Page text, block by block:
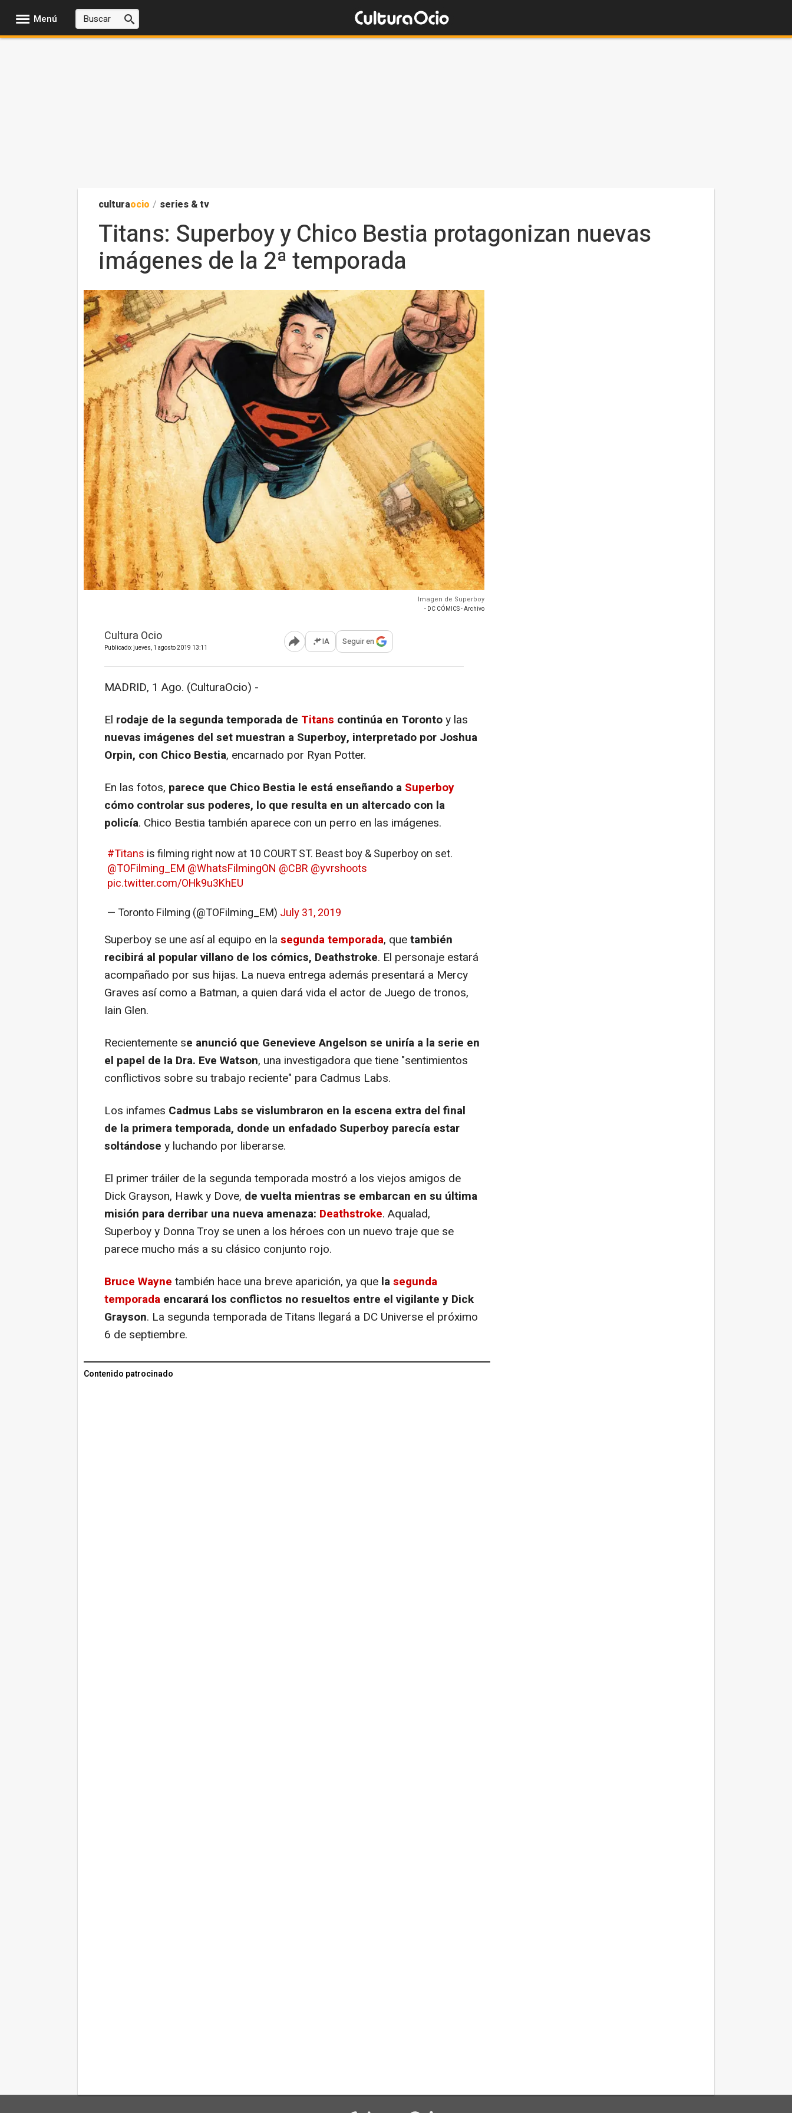
Menú
culturaocio / series & tv
Titans: Superboy y Chico Bestia protagonizan nuevas
imágenes de la 2ª temporada
Imagen de Superboy
- DC CÓMICS - Archivo
Cultura Ocio
Publicado: jueves, 1 agosto 2019 13:11 Abrir opciones para compartir
IA Seguir en
MADRID, 1 Ago. (CulturaOcio) -
El rodaje de la segunda temporada de Titans continúa en Torontoy las
nuevas imágenes del set muestran a Superboy, interpretado por Joshua
Orpin, con Chico Bestia, encarnado por Ryan Potter.
En las fotos, parece que Chico Bestia le está enseñando a Superboy
cómo controlar sus poderes, lo que resulta en un altercado con la
policía. Chico Bestia también aparece con un perro en las imágenes.
#Titans is filming right now at 10 COURT ST. Beast boy & Superboy on set.
@TOFilming_EM @WhatsFilmingON @CBR @yvrshoots
pic.twitter.com/OHk9u3KhEU
— Toronto Filming (@TOFilming_EM) July 31, 2019
Superboy se une así al equipo en la segunda temporada, quetambién
recibirá al popular villano de los cómics, Deathstroke. El personaje estará
acompañado por sus hijas. La nueva entrega además presentará a Mercy
Graves así como a Batman, a quien dará vida el actor de Juego de tronos,
Iain Glen.
Recientemente se anunció que Genevieve Angelson se uniría a la serie en
el papel de la Dra. Eve Watson, una investigadora que tiene "sentimientos
conflictivos sobre su trabajo reciente" para Cadmus Labs.
Los infames Cadmus Labs se vislumbraron en la escena extra del final
de la primera temporada, donde un enfadado Superboy parecía estar
soltándose y luchando por liberarse.
El primer tráiler de la segunda temporada mostró a los viejos amigos de
Dick Grayson, Hawk y Dove, de vuelta mientras se embarcan en su última
misión para derribar una nueva amenaza: Deathstroke. Aqualad,
Superboy y Donna Troy se unen a los héroes con un nuevo traje que se
parece mucho más a su clásico conjunto rojo.
Bruce Wayne también hace una breve aparición, ya que lasegunda
temporada encarará los conflictos no resueltos entre el vigilante y Dick
Grayson. La segunda temporada de Titans llegará a DC Universe el próximo
6 de septiembre.
Contenido patrocinado